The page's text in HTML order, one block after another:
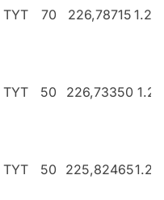
TYT 70 226,78715
TYT 50 226,73350
TYT 50 225,82465